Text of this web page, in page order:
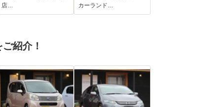
店…
カーランド…
紹介！